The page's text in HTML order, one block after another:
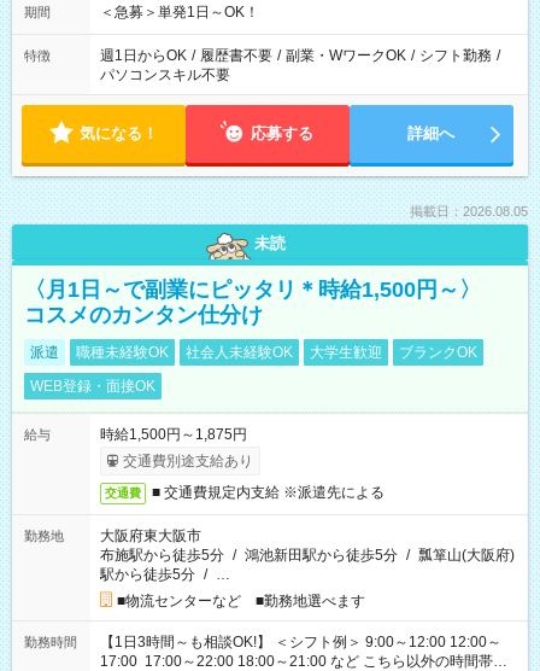
期間 ＜急募＞単発1日～OK！
特徴 週1日からOK / 履歴書不要 / 副業・WワークOK / シフト勤務 /
パソコンスキル不要
気になる！ 応募する 詳細へ
掲載日：2026.08.05
未読
〈月1日～で副業にピッタリ＊時給1,500円～〉
コスメのカンタン仕分け
派遣 職種未経験OK 社会人未経験OK 大学生歓迎
ブランクOK
WEB登録・面接OK
給与
時給1,500円～1,875円
交通費別途支給あり
交通費 ■ 交通費規定内支給 ※派遣先による
勤務地
大阪府東大阪市
布施駅から徒歩5分 / 鴻池新田駅から徒歩5分 / 瓢箪山(大阪府)
駅から徒歩5分 / …
■物流センターなど ■勤務地選べます
勤務時間
【1日3時間～も相談OK!】 ＜シフト例＞ 9:00～12:00 12:00～
17:00 17:00～22:00 18:00～21:00 など こちら以外の時間帯も